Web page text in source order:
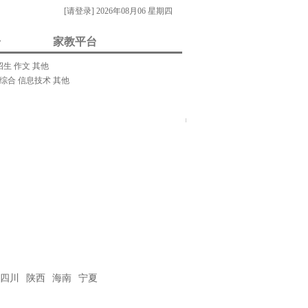
[请登录] 2026年08月06 星期四
家教平台
生 作文 其他
合 信息技术 其他
四川 陕西 海南
宁夏